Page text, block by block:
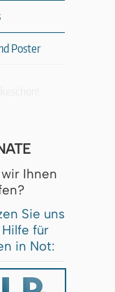
Poster
Ihnen
Sie uns
für
in Not: